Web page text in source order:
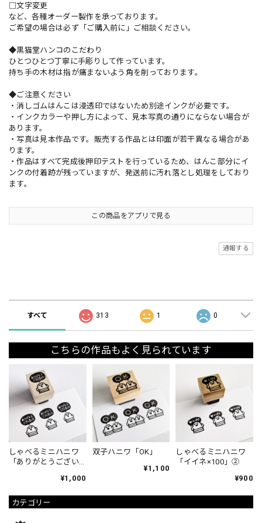
カテゴリー
□文字変更
など、各種オーダー製作を承っております。
ご希望の場合は必ず「ご購入前に」ご相談ください。
◆黒猫堂ハンコのこだわり
ひとつひとつ丁寧に手彫りして作っています。
持ち手の木材は指が痛まないよう角を削っております。
◆ご注意ください
・消しゴムはんこは浸透印ではないため別途インクが必要です。
・インクカラーや押し方によって、見本写真の通りにならない場合が
あります。
・写真は見本作品です。販売する作品とは印面が若干異なる場合があ
ります。
・作品はすべて完成後押印テストを行っているため、はんこ部分にイ
ンクの付着跡が残っていますが、発送前に汚れ落とし処理をしており
ます。
この商品をアプリで見る
通報する
すべて 313 1 0
こちらの作品もよく見られています
しゃべるミニハニワ
「ありがとうござい
¥1,000
双子ハニワ「OK」
¥1,100
しゃべるミニハニワ
「イイネ×100」②
¥900